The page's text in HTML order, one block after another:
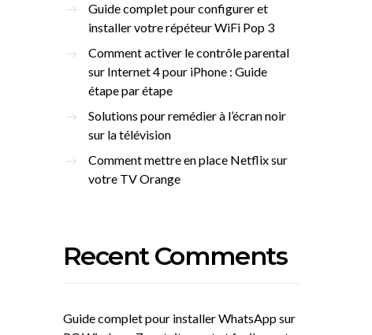
Guide complet pour configurer et
installer votre répéteur WiFi Pop 3
Comment activer le contrôle parental
sur Internet 4 pour iPhone : Guide
étape par étape
Solutions pour remédier à l’écran noir
sur la télévision
Comment mettre en place Netflix sur
votre TV Orange
Recent Comments
Guide complet pour installer WhatsApp sur